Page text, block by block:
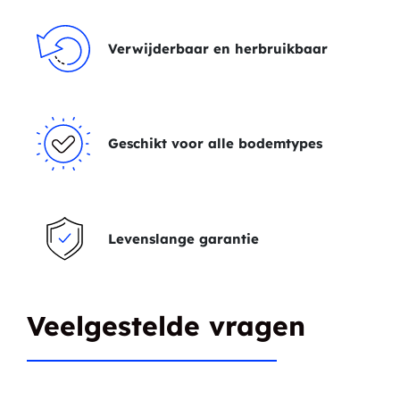
Verwijderbaar en herbruikbaar
Geschikt voor alle bodemtypes
Levenslange garantie
Veelgestelde vragen